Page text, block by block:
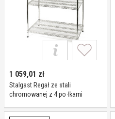
1 059,01 zł
Stalgast Regał ze stali
chromowanej z 4 po łkami
mm, skre cany I Stalgast